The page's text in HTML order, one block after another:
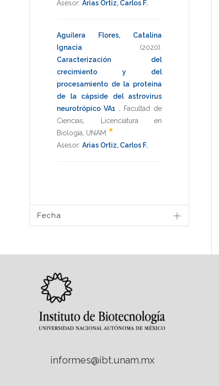
Asesor: Arias Ortiz, Carlos F.
Aguilera Flores, Catalina
Ignacia
(2020)
Caracterización del
crecimiento y del
procesamiento de la proteína
de la cápside del astrovirus
neurotrópico VA1 . Facultad de
Ciencias
Licenciatura en
Biología UNAM *
Asesor: Arias Ortiz, Carlos F.
Fecha
informes@ibt.unam.mx